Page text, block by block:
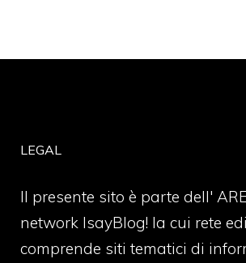
LEGAL
Il presente sito è parte dell'
network IsayBlog! la cui rete
comprende siti tematici di